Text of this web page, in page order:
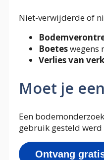
Niet-verwijderde of
Boeteswegens
Verlies van
Moet je
Een
gebruik gesteld
Ontvang